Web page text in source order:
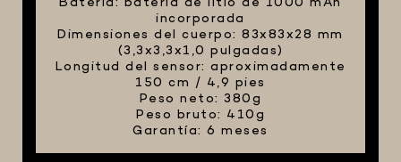
incorporada
Dimensiones del cuerpo: 83x83x28 mm
(3,3x3,3x1,0 pulgadas)
Longitud del sensor: aproximadamente
150 cm / 4,9 pies
Peso neto: 380g
Peso bruto: 410g
Garantía: 6 meses